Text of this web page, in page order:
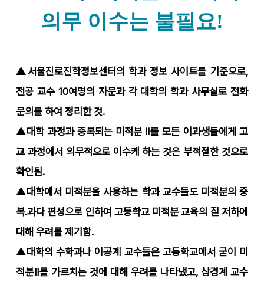
의무 이수는 불필요!
▲서울진로진학정보센터의 학과 정보 사이트를 기준으로,
전공 교수 10여명의 자문과 각 대학의 학과 사무실로 전화
문의를 하여 정리한 것.
▲대학 과정과 중복되는 미적분 Ⅱ를 모든 이과생들에게 고
교 과정에서 의무적으로 이수케 하는 것은 부적절한 것으로
확인됨.
▲대학에서 미적분을 사용하는 학과 교수들도 미적분의 중
복․과다 편성으로 인하여 고등학교 미적분 교육의 질 저하에
대해 우려를 제기함.
▲대학의 수학과나 이공계 교수들은 고등학교에서 굳이 미
적분Ⅱ를 가르치는 것에 대해 우려를 나타냈고, 상경계 교수